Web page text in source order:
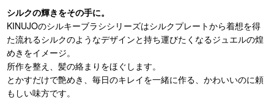
シルクの輝きをその手に。
KINUJOのシルキーブラシシリーズはシルクプレートから着想を得
た流れるシルクのようなデザインと持ち運びたくなるジュエルの煌
めきをイメージ。
所作を整え、髪の絡まりをほぐします。
とかすだけで艶めき、毎日のキレイを一緒に作る、かわいいのに頼
もしい味方です。